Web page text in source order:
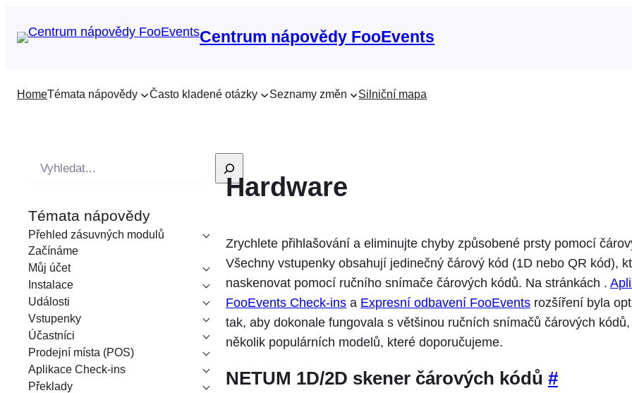
Centrum nápovědy FooEvents
HomeTémata nápovědy Často kladené otázky Seznamy změn Silniční mapa
e
d
á
v
á
n
í
Témata nápovědy
Přehled zásuvných modulů
Začínáme
Můj účet
Instalace
Události
Vstupenky
Účastníci
Prodejní místa (POS)
Aplikace Check-ins
Překlady
Hardware
Zrychlete přihlašování a eliminujte chyby způsobené prsty pomocí
Všechny vstupenky obsahují jedinečný čárový kód (1D nebo QR kód),
naskenovat pomocí ručního snímače čárových kódů. Na stránkách .
FooEvents Check-ins a Expresní odbavení FooEvents rozšíření byla
tak, aby dokonale fungovala s většinou ručních snímačů čárových
několik populárních modelů, které doporučujeme.
NETUM 1D/2D skener čárových kódů #